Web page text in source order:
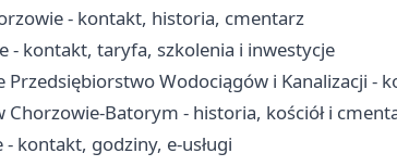
- kontakt, historia, cmentarz
- kontakt, taryfa, szkolenia i inwestycje
Przedsiębiorstwo Wodociągów i Kanalizacji -
Chorzowie-Batorym - historia, kościół i
kontakt, godziny, e-usługi